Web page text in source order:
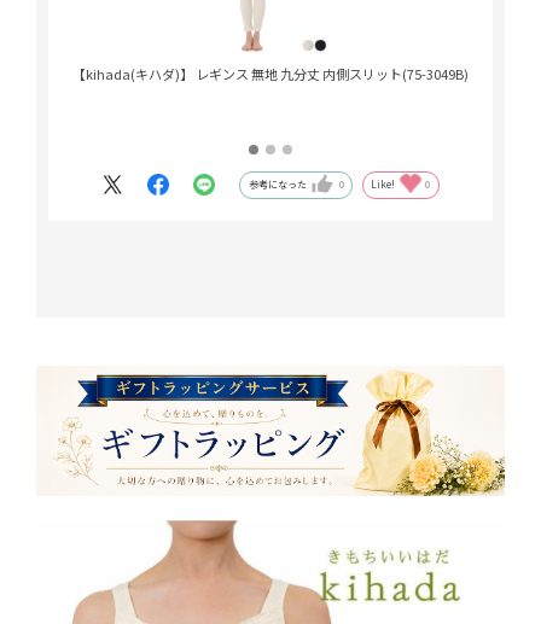
【kihada(キハダ)】 レギンス 無地 九分丈 内側スリット(75-3049B)
参考になった 0 Like! 0